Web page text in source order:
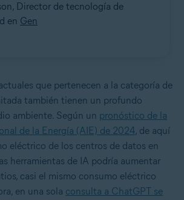
Director de tecnología de
en Gen
que pertenecen a la categoría de
también tienen un profundo
ambiente. Según un pronóstico de la
de la Energía (AIE) de 2024, de aquí
eléctrico de los centros de datos en
herramientas de IA podría aumentar
casi el mismo consumo eléctrico
en una sola consulta a ChatGPT se